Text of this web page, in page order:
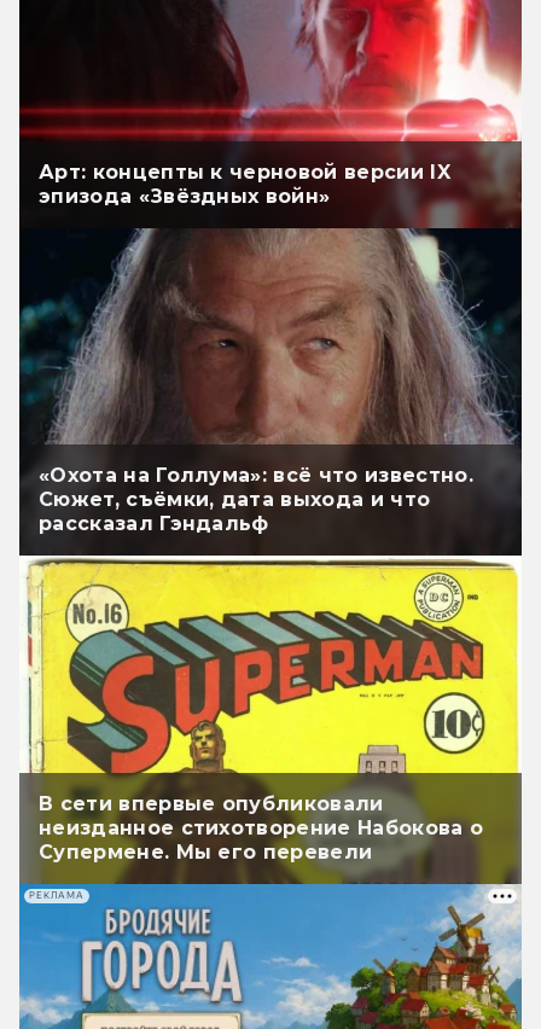
Арт: концепты к черновой версии IX
эпизода «Звёздных войн»
«Охота на Голлума»: всё что известно.
Сюжет, съёмки, дата выхода и что
рассказал Гэндальф
В сети впервые опубликовали
неизданное стихотворение Набокова о
Супермене. Мы его перевели
РЕКЛАМА